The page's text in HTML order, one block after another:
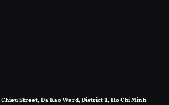
Street, Đa Kao Ward, District 1, Ho Chi Minh